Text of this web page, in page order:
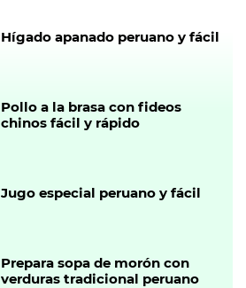
Hígado apanado peruano y fácil
Pollo a la brasa con fideos
chinos fácil y rápido
Jugo especial peruano y fácil
Prepara sopa de morón con
verduras tradicional peruano